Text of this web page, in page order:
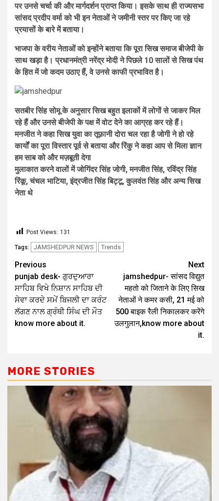
पर उनसे चर्चा की और मार्गदर्शन प्राप्त किया। इसके साथ ही राज्यसभा
सांसद प्रदीप वर्मा को भी इन नेताओं ने जमीनी स्तर पर किए जा रहे
प्रयासों के बारे में बताया।
भाजपा के वरीय नेताओं को इन्होंने बताया कि पूरा सिख समाज बीजेपी के
साथ खड़ा है। प्रधानमंत्री नरेंद्र मोदी ने पिछले 10 सालों से सिख पंथ
के हित में जो कदम उठाए हैं, वे उनसे काफी प्रभावित है।
सतबीर सिंह सोमू के अनुसार सिख बहुत इलाकों में लोगों से जाकर मिल
रहे हैं और उनसे बीजेपी के पक्ष में वोट देने का आग्रह कर रहे हैं।
मनजीत ने कहा सिख युवा का तूफ़ानी दोरा चल रहा है जोगी ने हो रहे
कार्यों का पूरा विस्तार पूर्व से बताया और रिंकु ने कहा आप से मिला ज्ञान
हम साब को और मज़बूती देगा
मुलाकात करने वालों में जोगिंदर सिंह जोगी, मनजीत सिंह, रविंद्र सिंह
रिंकू, चंचल भाटिया, इंद्रजीत सिंह बिट्टू, कुलवंत सिंह और अन्य सिख
नेता थे
Post Views: 131
Tags: JAMSHEDPUR NEWS Trends
Previous
punjab desk- ਗੁਰਦੁਆਰਾ
ਸਾਹਿਬ ਵਿਖੇ ਨਿਸ਼ਾਨ ਸਾਹਿਬ ਦੀ
ਸੇਵਾ ਕਰਦੇ ਸਮੇਂ ਬਿਜਲੀ ਦਾ ਕਰੰਟ
ਲੱਗਣ ਨਾਲ ਗ੍ਰੰਥੀ ਸਿੰਘ ਦੀ ਮੌਤ
know more about it.
Next
jamshedpur- सांसद विद्युत
महतो को जिताने के लिए सिख
नेताओं ने कमर कसी, 21 मई को
500 बाइक रैली निकालकर करेंगे
उलगुलान,know more about
it.
MORE STORIES